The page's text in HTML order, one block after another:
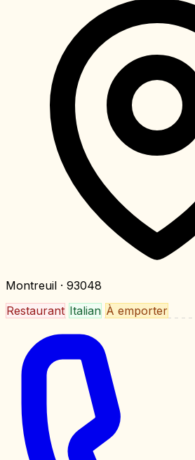
Montreuil · 93048
Restaurant Italian À emporter